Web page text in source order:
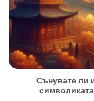
Сънувате ли